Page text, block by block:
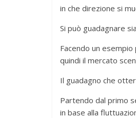
in che direzione si
Si può guadagnare
Facendo un
quindi il mercato
Il guadagno che
Partendo dal primo
in base alla